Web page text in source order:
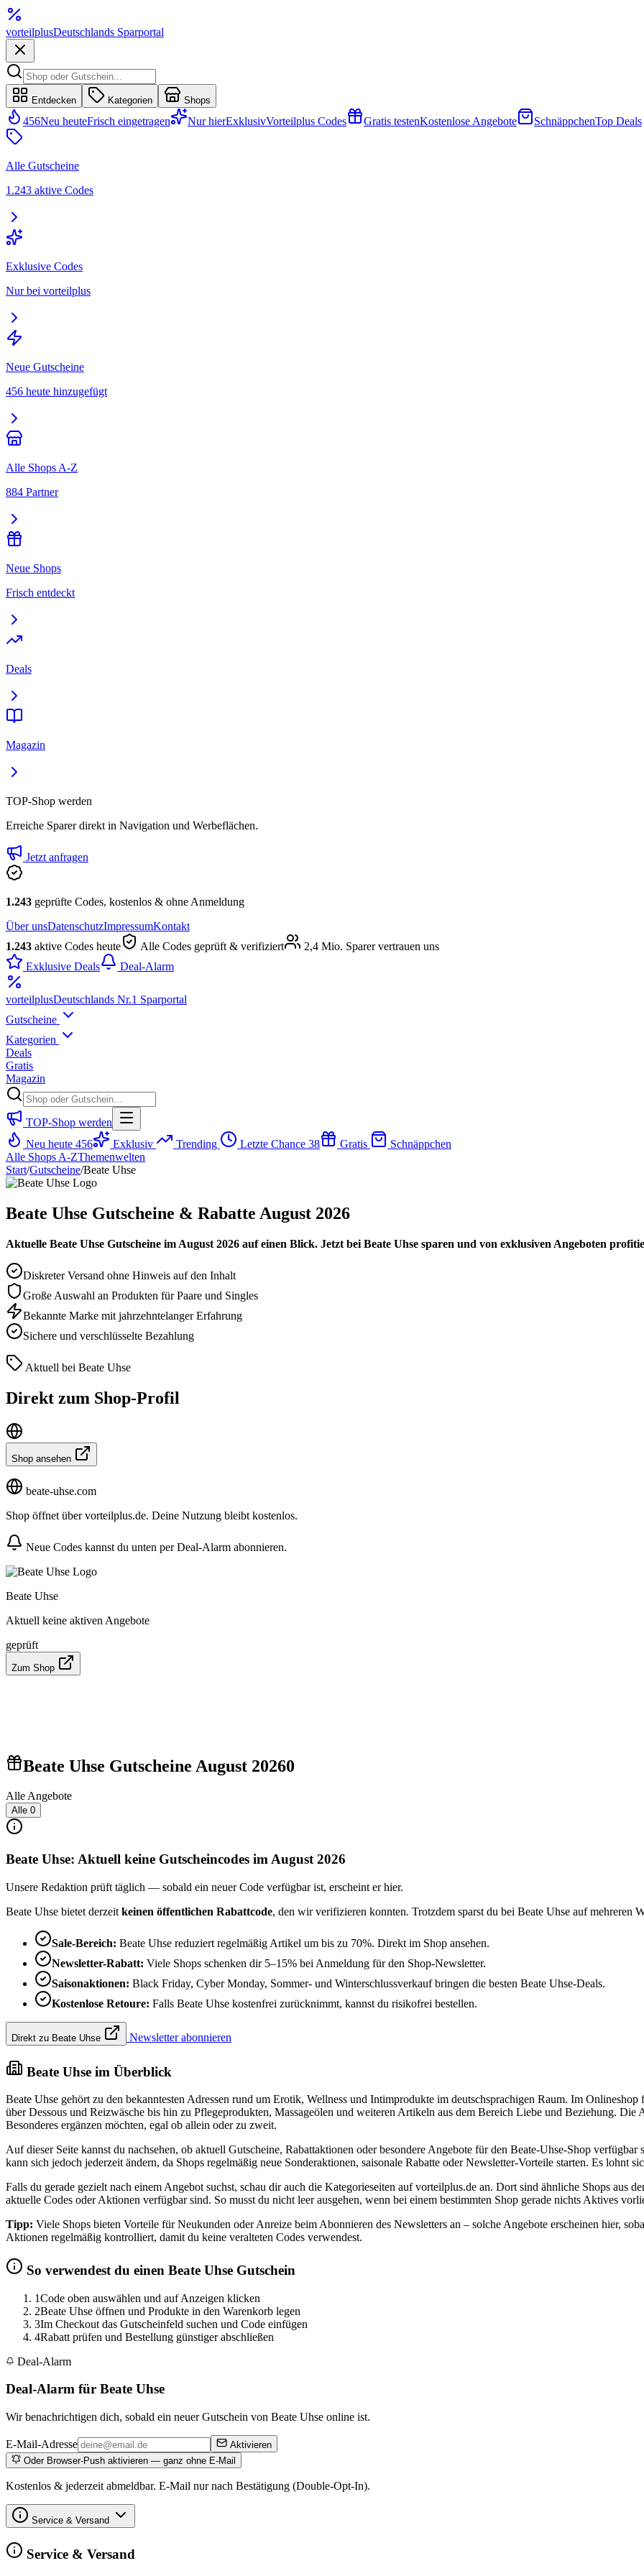
vorteilplusDeutschlands Sparportal
Entdecken Kategorien Shops
456Neu heuteFrisch eingetragen Nur hierExklusivVorteilplus Codes Gratis testenKostenlose Angebote SchnäppchenTop Deals
Alle Gutscheine
1.243 aktive Codes
Exklusive Codes
Nur bei vorteilplus
Neue Gutscheine
456 heute hinzugefügt
Alle Shops A-Z
884 Partner
Neue Shops
Frisch entdeckt
Deals
Magazin
TOP-Shop werden
Erreiche Sparer direkt in Navigation und Werbeflächen.
Jetzt anfragen
1.243 geprüfte Codes, kostenlos & ohne Anmeldung
Über unsDatenschutzImpressumKontakt
1.243 aktive Codes heute Alle Codes geprüft & verifiziert
2,4 Mio. Sparer vertrauen uns
Exklusive Deals
Deal-Alarm
vorteilplusDeutschlands Nr.1 Sparportal
Gutscheine
Kategorien
Deals
Gratis
Magazin
TOP-Shop werden
Neu heute 456 Exklusiv Trending Letzte Chance 38 Gratis
Schnäppchen
Alle Shops A-ZThemenwelten
Start/Gutscheine/Beate Uhse
Beate Uhse Gutscheine & Rabatte August 2026
Aktuelle Beate Uhse Gutscheine im August 2026 auf einen Blick. Jetzt bei Beate Uhse sparen und von exklusiven Angeboten
Diskreter Versand ohne Hinweis auf den Inhalt
Große Auswahl an Produkten für Paare und Singles
Bekannte Marke mit jahrzehntelanger Erfahrung
Sichere und verschlüsselte Bezahlung
Aktuell bei Beate Uhse
Direkt zum Shop-Profil
Shop ansehen
beate-uhse.com
Shop öffnet über vorteilplus.de. Deine Nutzung bleibt kostenlos.
Neue Codes kannst du unten per Deal-Alarm abonnieren.
Beate Uhse
Aktuell keine aktiven Angebote
geprüft
Zum Shop
Beate Uhse Gutscheine August 20260
Alle Angebote
Alle 0
Beate Uhse: Aktuell keine Gutscheincodes im August 2026
Unsere Redaktion prüft täglich — sobald ein neuer Code verfügbar ist, erscheint er hier.
Beate Uhse bietet derzeit keinen öffentlichen Rabattcode, den wir verifizieren konnten. Trotzdem sparst du bei Beate Uhse auf mehreren
Sale-Bereich: Beate Uhse reduziert regelmäßig Artikel um bis zu 70%. Direkt im Shop ansehen.
Newsletter-Rabatt: Viele Shops schenken dir 5–15% bei Anmeldung für den Shop-Newsletter.
Saisonaktionen: Black Friday, Cyber Monday, Sommer- und Winterschlussverkauf bringen die besten Beate Uhse-Deals.
Kostenlose Retoure: Falls Beate Uhse kostenfrei zurücknimmt, kannst du risikofrei bestellen.
Direkt zu Beate Uhse Newsletter abonnieren
Beate Uhse im Überblick
Beate Uhse gehört zu den bekanntesten Adressen rund um Erotik, Wellness und Intimprodukte im deutschsprachigen Raum. Im
über Dessous und Reizwäsche bis hin zu Pflegeprodukten, Massageölen und weiteren Artikeln aus dem Bereich Liebe und Beziehung.
Besonderes ergänzen möchten, egal ob allein oder zu zweit.
Auf dieser Seite kannst du nachsehen, ob aktuell Gutscheine, Rabattaktionen oder besondere Angebote für den Beate-Uhse-Shop verfügbar
kann sich jedoch jederzeit ändern, da Shops regelmäßig neue Sonderaktionen, saisonale Rabatte oder Newsletter-Vorteile starten. Es lohnt
Falls du gerade gezielt nach einem Angebot suchst, schau dir auch die Kategorieseiten auf vorteilplus.de an. Dort sind ähnliche Shops aus
aktuelle Codes oder Aktionen verfügbar sind. So musst du nicht leer ausgehen, wenn bei einem bestimmten Shop gerade nichts Aktives
Tipp: Viele Shops bieten Vorteile für Neukunden oder Anreize beim Abonnieren des Newsletters an – solche Angebote erscheinen hier,
Aktionen regelmäßig kontrolliert, damit du keine veralteten Codes verwendest.
So verwendest du einen Beate Uhse Gutschein
1Code oben auswählen und auf Anzeigen klicken
2Beate Uhse öffnen und Produkte in den Warenkorb legen
3Im Checkout das Gutscheinfeld suchen und Code einfügen
4Rabatt prüfen und Bestellung günstiger abschließen
Deal-Alarm
Deal-Alarm für Beate Uhse
Wir benachrichtigen dich, sobald ein neuer Gutschein von Beate Uhse online ist.
E-Mail-Adresse
Aktivieren
Oder Browser-Push aktivieren — ganz ohne E-Mail
Kostenlos & jederzeit abmeldbar. E-Mail nur nach Bestätigung (Double-Opt-In).
Service & Versand
Service & Versand